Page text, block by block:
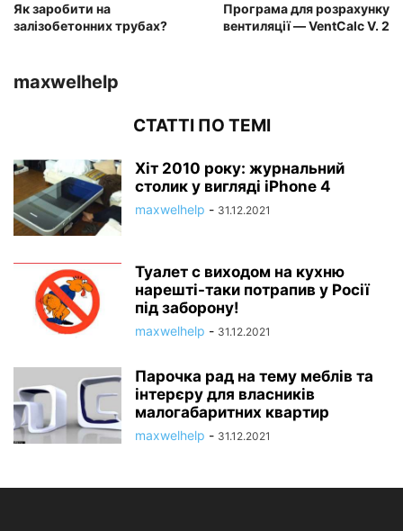
Як заробити на
залізобетонних трубах?
Програма для розрахунку
вентиляції — VentCalc V. 2
maxwelhelp
СТАТТІ ПО ТЕМІ
Хіт 2010 року: журнальний
столик у вигляді iPhone 4
maxwelhelp - 31.12.2021
Туалет c виходом на кухню
нарешті-таки потрапив у Росії
під заборону!
maxwelhelp - 31.12.2021
Парочка рад на тему меблів та
інтерєру для власників
малогабаритних квартир
maxwelhelp - 31.12.2021